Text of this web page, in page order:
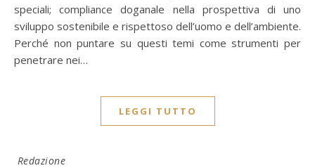
speciali; compliance doganale nella prospettiva di uno
sviluppo sostenibile e rispettoso dell’uomo e dell’ambiente.
Perché non puntare su questi temi come strumenti per
penetrare nei…
LEGGI TUTTO
Redazione